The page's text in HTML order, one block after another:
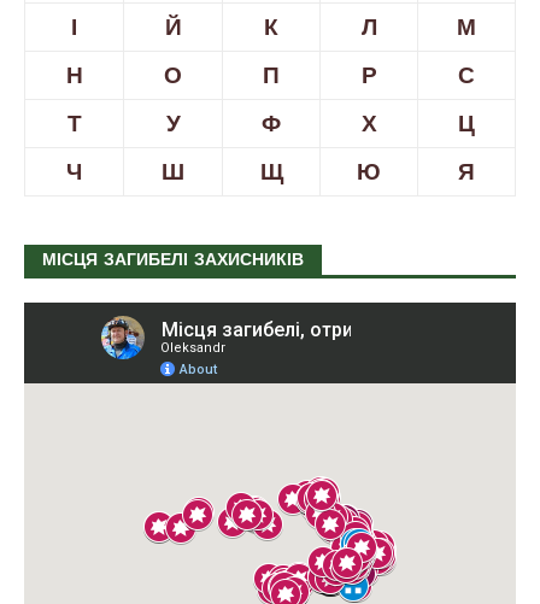
І
Й К Л
М
Н
О П Р
С
Т
У Ф Х
Ц
Ч
Ш Щ Ю Я
МІСЦЯ ЗАГИБЕЛІ ЗАХИСНИКІВ